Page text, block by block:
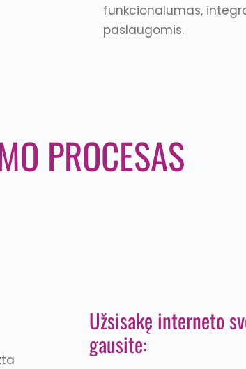
funkcionalumas,
paslaugomis.
PROCESAS
Užsisakę interneto
gausite: